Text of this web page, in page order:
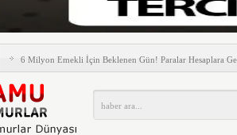
Emlak Vergisinde Yeni Dönem! Ev Sahipleri Dikkat
6 Milyon Emekli İçin Beklenen Gün! Paralar Hesaplara
LGS Nakil Başvurusu Nasıl Yapılır? e-Okul Adım Adım
MEB LGS 2026 SONUÇ SORGULAMA EKRANI! LGS
Açıklandı! Liselere Geçiş Sınavı (LGS) (meb.gov.tr) Sonuç